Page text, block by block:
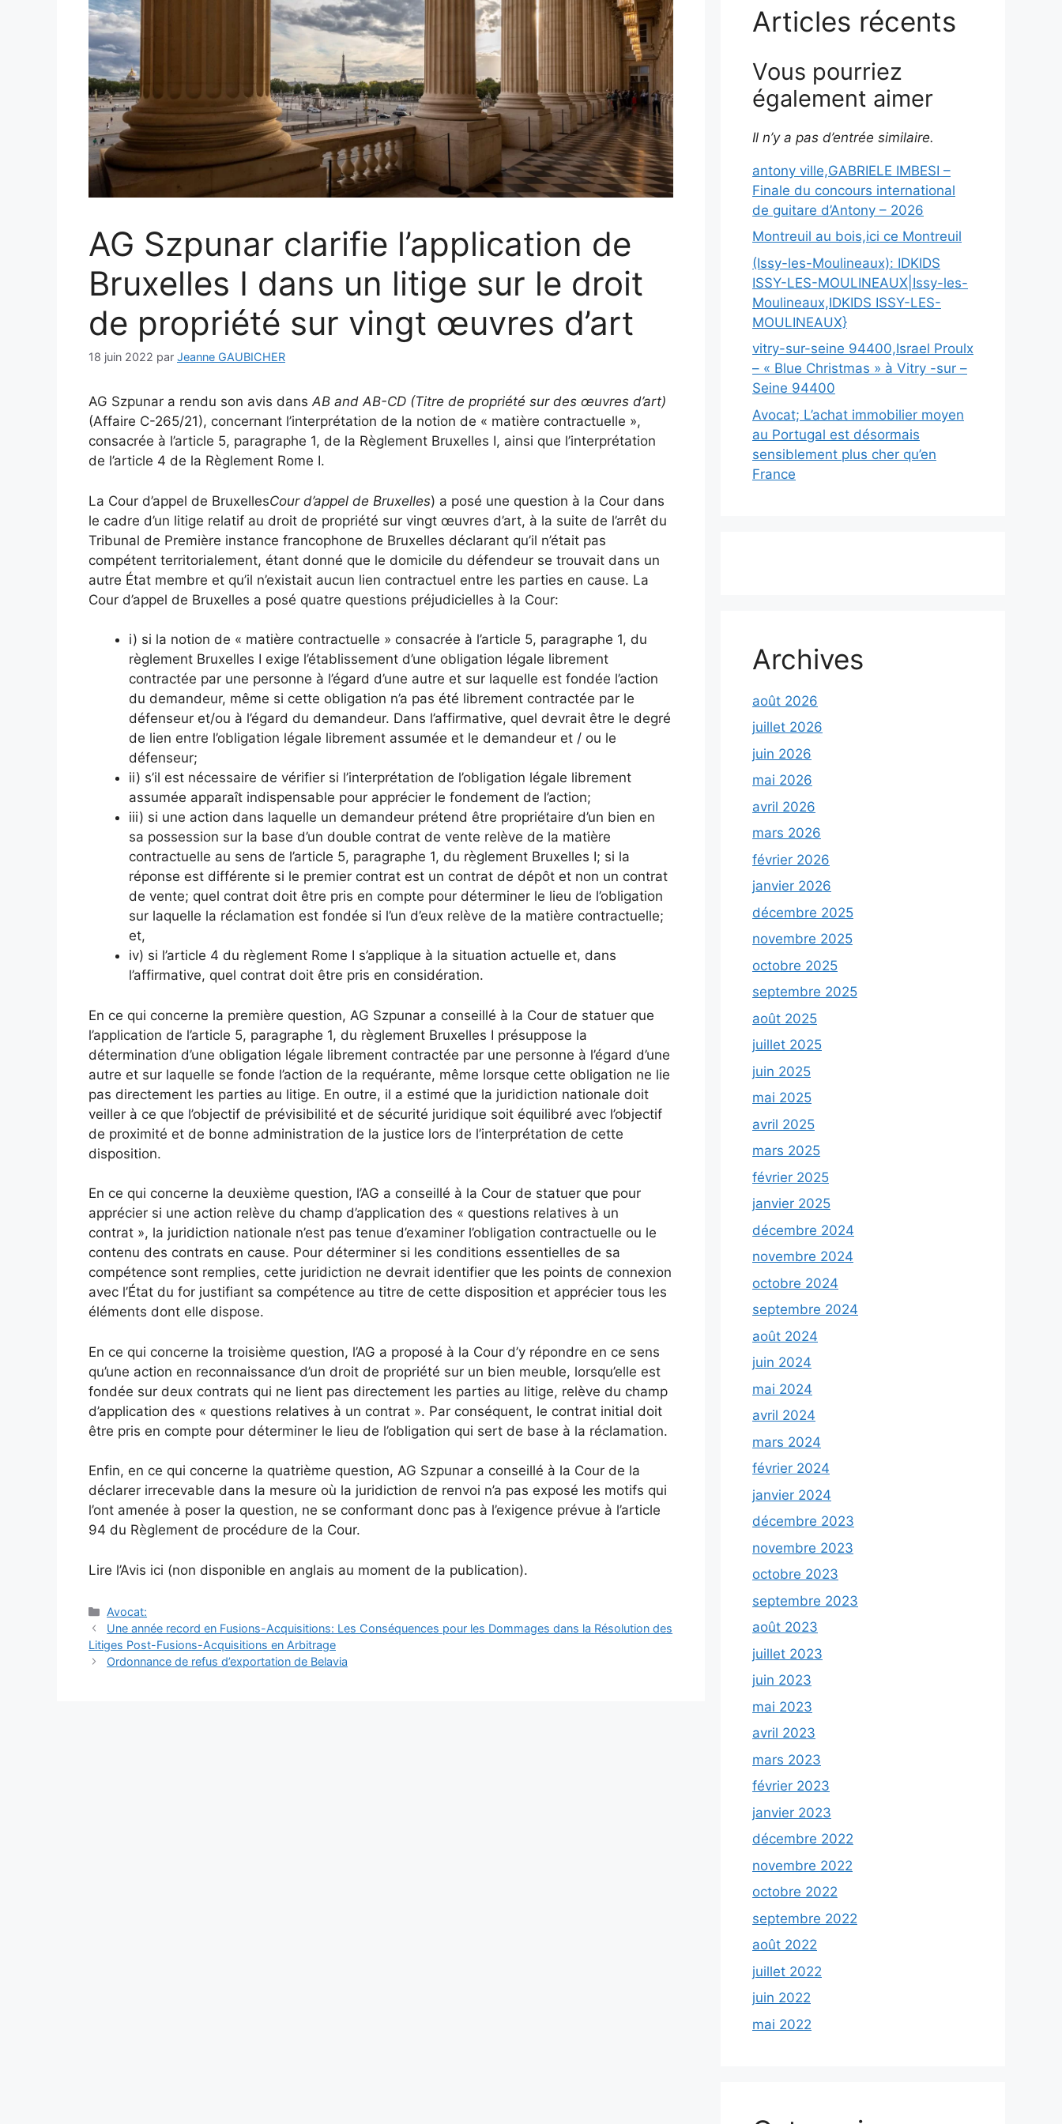
AG Szpunar clarifie l’application de
Bruxelles I dans un litige sur le droit
de propriété sur vingt œuvres d’art
18 juin 2022 par Jeanne GAUBICHER
AG Szpunar a rendu son avis dansAB and AB-CD (Titre de propriété sur des œuvres d’art)
(Affaire C-265/21), concernant l’interprétation de la notion de « matière contractuelle »,
consacrée à l’article 5, paragraphe 1, de la Règlement Bruxelles I, ainsi que l’interprétation
de l’article 4 de la Règlement Rome I.
La Cour d’appel de BruxellesCour d’appel de Bruxelles) a posé une question à la Cour dans
le cadre d’un litige relatif au droit de propriété sur vingt œuvres d’art, à la suite de l’arrêt du
Tribunal de Première instance francophone de Bruxelles déclarant qu’il n’était pas
compétent territorialement, étant donné que le domicile du défendeur se trouvait dans un
autre État membre et qu’il n’existait aucun lien contractuel entre les parties en cause. La
Cour d’appel de Bruxelles a posé quatre questions préjudicielles à la Cour:
i) si la notion de « matière contractuelle » consacrée à l’article 5, paragraphe 1, du
règlement Bruxelles I exige l’établissement d’une obligation légale librement
contractée par une personne à l’égard d’une autre et sur laquelle est fondée l’action
du demandeur, même si cette obligation n’a pas été librement contractée par le
défenseur et/ou à l’égard du demandeur. Dans l’affirmative, quel devrait être le degré
de lien entre l’obligation légale librement assumée et le demandeur et / ou le
défenseur;
ii) s’il est nécessaire de vérifier si l’interprétation de l’obligation légale librement
assumée apparaît indispensable pour apprécier le fondement de l’action;
iii) si une action dans laquelle un demandeur prétend être propriétaire d’un bien en
sa possession sur la base d’un double contrat de vente relève de la matière
contractuelle au sens de l’article 5, paragraphe 1, du règlement Bruxelles I; si la
réponse est différente si le premier contrat est un contrat de dépôt et non un contrat
de vente; quel contrat doit être pris en compte pour déterminer le lieu de l’obligation
sur laquelle la réclamation est fondée si l’un d’eux relève de la matière contractuelle;
et,
iv) si l’article 4 du règlement Rome I s’applique à la situation actuelle et, dans
l’affirmative, quel contrat doit être pris en considération.
En ce qui concerne la première question, AG Szpunar a conseillé à la Cour de statuer que
l’application de l’article 5, paragraphe 1, du règlement Bruxelles I présuppose la
détermination d’une obligation légale librement contractée par une personne à l’égard d’une
autre et sur laquelle se fonde l’action de la requérante, même lorsque cette obligation ne lie
pas directement les parties au litige. En outre, il a estimé que la juridiction nationale doit
veiller à ce que l’objectif de prévisibilité et de sécurité juridique soit équilibré avec l’objectif
de proximité et de bonne administration de la justice lors de l’interprétation de cette
disposition.
En ce qui concerne la deuxième question, l’AG a conseillé à la Cour de statuer que pour
apprécier si une action relève du champ d’application des « questions relatives à un
contrat », la juridiction nationale n’est pas tenue d’examiner l’obligation contractuelle ou le
contenu des contrats en cause. Pour déterminer si les conditions essentielles de sa
compétence sont remplies, cette juridiction ne devrait identifier que les points de connexion
avec l’État du for justifiant sa compétence au titre de cette disposition et apprécier tous les
éléments dont elle dispose.
En ce qui concerne la troisième question, l’AG a proposé à la Cour d’y répondre en ce sens
qu’une action en reconnaissance d’un droit de propriété sur un bien meuble, lorsqu’elle est
fondée sur deux contrats qui ne lient pas directement les parties au litige, relève du champ
d’application des « questions relatives à un contrat ». Par conséquent, le contrat initial doit
être pris en compte pour déterminer le lieu de l’obligation qui sert de base à la réclamation.
Enfin, en ce qui concerne la quatrième question, AG Szpunar a conseillé à la Cour de la
déclarer irrecevable dans la mesure où la juridiction de renvoi n’a pas exposé les motifs qui
l’ont amenée à poser la question, ne se conformant donc pas à l’exigence prévue à l’article
94 du Règlement de procédure de la Cour.
Lire l’Avis ici (non disponible en anglais au moment de la publication).
Catégories
Avocat:
Navigation
des
articles
Une année record en Fusions-Acquisitions: Les Conséquences pour les Dommages dans la Résolution des
Litiges Post-Fusions-Acquisitions en Arbitrage
Ordonnance de refus d’exportation de Belavia
Articles récents
Vous pourriez
également aimer
Il n’y a pas d’entrée similaire.
antony ville,GABRIELE IMBESI –
Finale du concours international
de guitare d’Antony – 2026
Montreuil au bois,ici ce Montreuil
(Issy-les-Moulineaux): IDKIDS
ISSY-LES-MOULINEAUX|Issy-les-
Moulineaux,IDKIDS ISSY-LES-
MOULINEAUX}
vitry-sur-seine 94400,Israel Proulx
– « Blue Christmas » à Vitry -sur –
Seine 94400
Avocat; L’achat immobilier moyen
au Portugal est désormais
sensiblement plus cher qu’en
France
Archives
août 2026
juillet 2026
juin 2026
mai 2026
avril 2026
mars 2026
février 2026
janvier 2026
décembre 2025
novembre 2025
octobre 2025
septembre 2025
août 2025
juillet 2025
juin 2025
mai 2025
avril 2025
mars 2025
février 2025
janvier 2025
décembre 2024
novembre 2024
octobre 2024
septembre 2024
août 2024
juin 2024
mai 2024
avril 2024
mars 2024
février 2024
janvier 2024
décembre 2023
novembre 2023
octobre 2023
septembre 2023
août 2023
juillet 2023
juin 2023
mai 2023
avril 2023
mars 2023
février 2023
janvier 2023
décembre 2022
novembre 2022
octobre 2022
septembre 2022
août 2022
juillet 2022
juin 2022
mai 2022